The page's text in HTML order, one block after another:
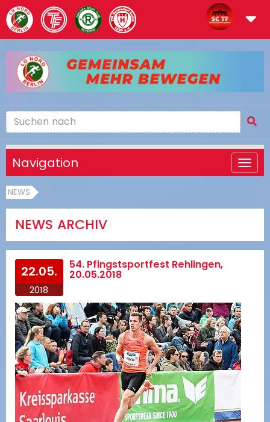
Navigation
NEWS
NEWS ARCHIV
22.05.
2018
54. Pfingstsportfest Rehlingen,
20.05.2018